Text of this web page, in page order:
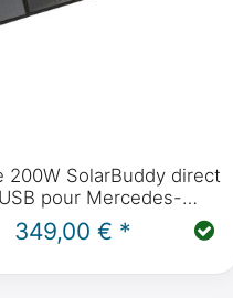
200W SolarBuddy direct
pour Mercedes-
Polo / Horizon / Activity
349,00 € *